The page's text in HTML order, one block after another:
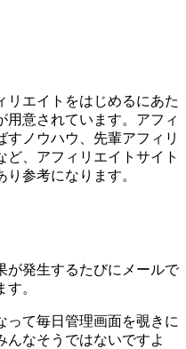
リエイトをはじめるにあた
用意されています。アフィ
すノウハウ、先輩アフィリ
ど、アフィリエイトサイト
参考になります。
が発生するたびにメールで
。
って毎日管理画面を覗きに
んなそうではないですよ